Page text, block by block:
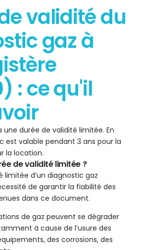
validité du
gaz à
: ce qu'il
une durée de validité limitée. En
est valable pendant 3 ans pour la
la location.
de validité limitée ?
limitée d’un diagnostic gaz
de garantir la fiabilité des
dans ce document.
de gaz peuvent se dégrader
à cause de l’usure des
des corrosions, des